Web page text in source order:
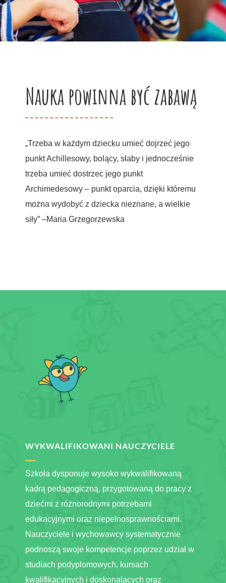
Nauka powinna być zabawą
„Trzeba w każdym dziecku umieć dojrzeć jego
punkt Achillesowy, bolący, słaby i jednocześnie
trzeba umieć dostrzec jego punkt
Archimedesowy – punkt oparcia, dzięki któremu
można wydobyć z dziecka nieznane, a wielkie
siły” –Maria Grzegorzewska
WYKWALIFIKOWANI NAUCZYCIELE
Szkoła dysponuje wysoko wykwalifikowaną
kadrą pedagogiczną, przygotowaną do pracy z
dziećmi z różnorodnymi potrzebami
edukacyjnymi oraz niepełnosprawnościami.
Nauczyciele i wychowawcy systematycznie
podnoszą swoje kompetencje poprzez udział w
studiach podyplomowych, kursach
kwalifikacyjnych i doskonalących oraz